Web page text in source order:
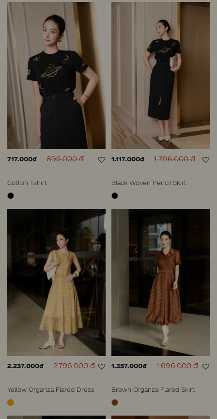
717.000đ 896.000 đ
Cotton Tshirt
1.117.000đ 1.396.000 đ
Black Woven Pencil Skirt
2.237.000đ 2.796.000 đ
Yellow Organza Flared Dress
1.357.000đ 1.696.000 đ
Brown Organza Flared Skirt